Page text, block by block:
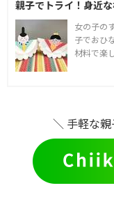
親子でトライ！身近
女の子の
子でおひ
材料で楽
＼ 手軽な